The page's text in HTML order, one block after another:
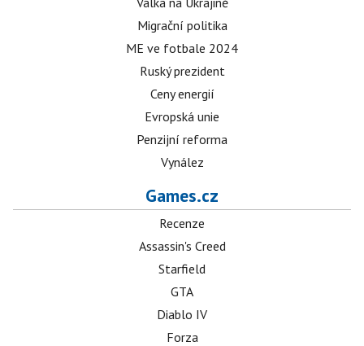
Migrační politika
ME ve fotbale 2024
Ruský prezident
Ceny energií
Evropská unie
Penzijní reforma
Vynález
Games.cz
Recenze
Assassin's Creed
Starfield
GTA
Diablo IV
Forza